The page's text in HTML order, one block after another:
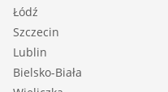
Łódź
Szczecin
Lublin
Bielsko-Biała